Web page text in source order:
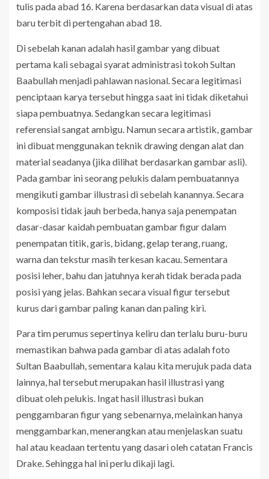
tulis pada abad 16. Karena berdasarkan data visual di atas
baru terbit di pertengahan abad 18.
Di sebelah kanan adalah hasil gambar yang dibuat
pertama kali sebagai syarat administrasi tokoh Sultan
Baabullah menjadi pahlawan nasional. Secara legitimasi
penciptaan karya tersebut hingga saat ini tidak diketahui
siapa pembuatnya. Sedangkan secara legitimasi
referensial sangat ambigu. Namun secara artistik, gambar
ini dibuat menggunakan teknik drawing dengan alat dan
material seadanya (jika dilihat berdasarkan gambar asli).
Pada gambar ini seorang pelukis dalam pembuatannya
mengikuti gambar illustrasi di sebelah kanannya. Secara
komposisi tidak jauh berbeda, hanya saja penempatan
dasar-dasar kaidah pembuatan gambar figur dalam
penempatan titik, garis, bidang, gelap terang, ruang,
warna dan tekstur masih terkesan kacau. Sementara
posisi leher, bahu dan jatuhnya kerah tidak berada pada
posisi yang jelas. Bahkan secara visual figur tersebut
kurus dari gambar paling kanan dan paling kiri.
Para tim perumus sepertinya keliru dan terlalu buru-buru
memastikan bahwa pada gambar di atas adalah foto
Sultan Baabullah, sementara kalau kita merujuk pada data
lainnya, hal tersebut merupakan hasil illustrasi yang
dibuat oleh pelukis. Ingat hasil illustrasi bukan
penggambaran figur yang sebenarnya, melainkan hanya
menggambarkan, menerangkan atau menjelaskan suatu
hal atau keadaan tertentu yang dasari oleh catatan Francis
Drake. Sehingga hal ini perlu dikaji lagi.